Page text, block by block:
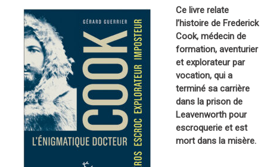
Ce livre relate
l’histoire de Frederick
Cook, médecin de
formation, aventurier
et explorateur par
vocation, qui a
terminé sa carrière
dans la prison de
Leavenworth pour
escroquerie et est
mort dans la misère.